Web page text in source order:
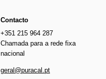
Contacto
+351 215 964 287
Chamada para a rede fixa
nacional
geral@puracal.pt